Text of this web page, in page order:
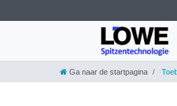
Ga naar de startpagina